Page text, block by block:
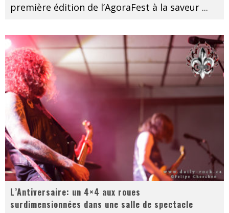
première édition de l’AgoraFest à la saveur ...
L’Antiversaire: un 4×4 aux roues
surdimensionnées dans une salle de spectacle